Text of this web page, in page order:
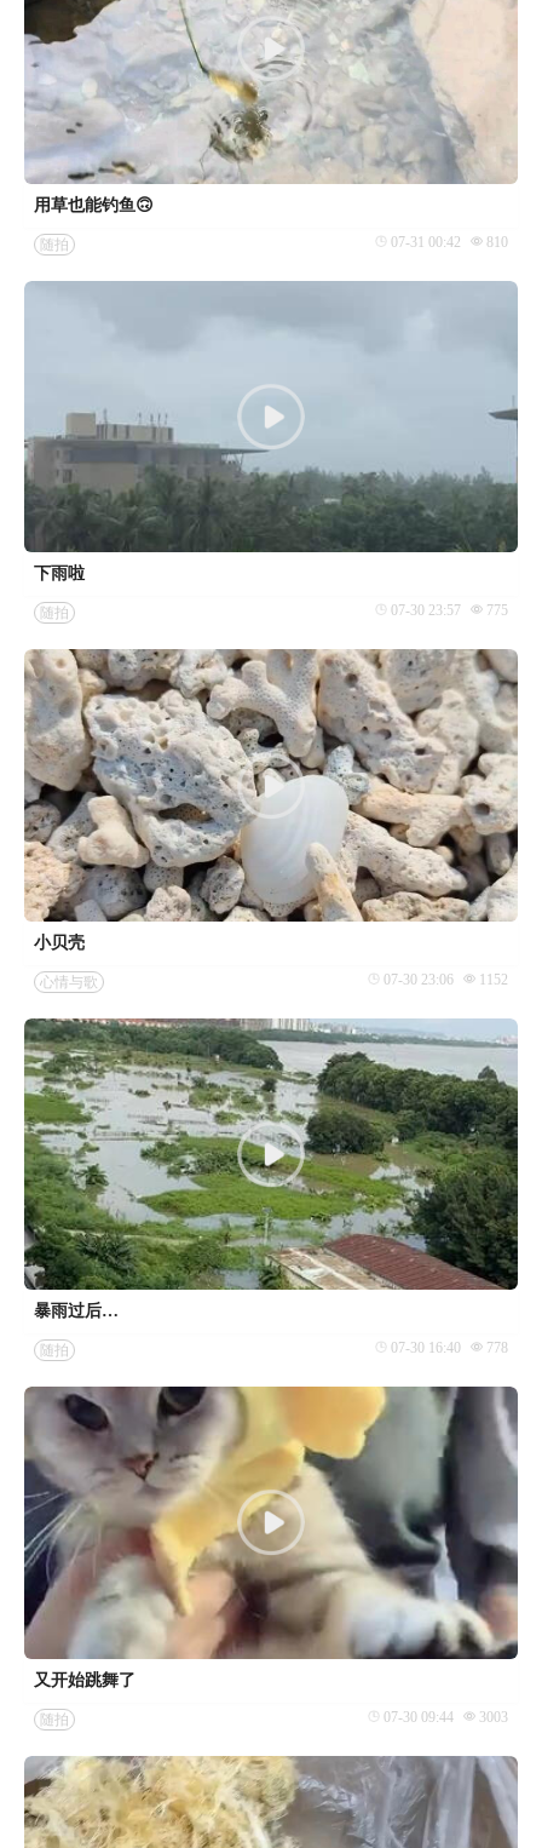
用草也能钓鱼🙃
随拍 07-31 00:42 810
下雨啦
随拍 07-30 23:57 775
小贝壳
心情与歌 07-30 23:06 1152
暴雨过后…
随拍 07-30 16:40 778
又开始跳舞了
随拍 07-30 09:44 3003